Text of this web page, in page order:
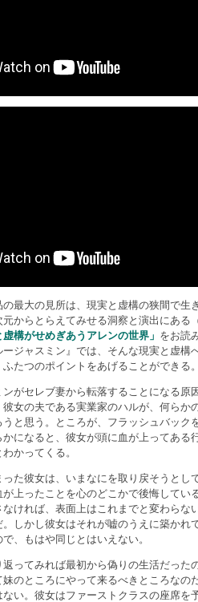
最大の見所は、現実と虚構の狭間で生
からとらえてみせる洞察と演出にある
虚構がせめぎあうアレンの世界」 をお読
ジャスミン』では、そんな現実と虚構
たつのポイントをあげることができる
がセレブ妻から転落することになる原
女の夫である実業家のハルが、何らか
と思う。ところが、フラッシュバック
かになると、彼女が頭に血が上ってある
かってくる。
た彼女は、いまなにを取り戻そうとし
上ったことを心のどこかで後悔してい
ければ、表面上はこれまでと変わらな
しかし彼女はそれが嘘のうえに築かれ
、もはや同じとはいえない。
ってみれば最初から偽りの生活だった
のところにやって来るべきところなの
い。彼女はファーストクラスの座席を